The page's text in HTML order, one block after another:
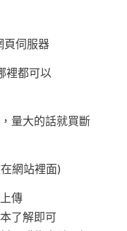
頁伺服器
裡都可以
量大的話就買斷
網站裡面)
傳
了解即可